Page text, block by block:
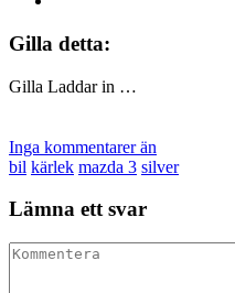
Gilla detta:
Gilla Laddar in …
Inga kommentarer än
bil kärlek mazda 3 silver
Lämna ett svar